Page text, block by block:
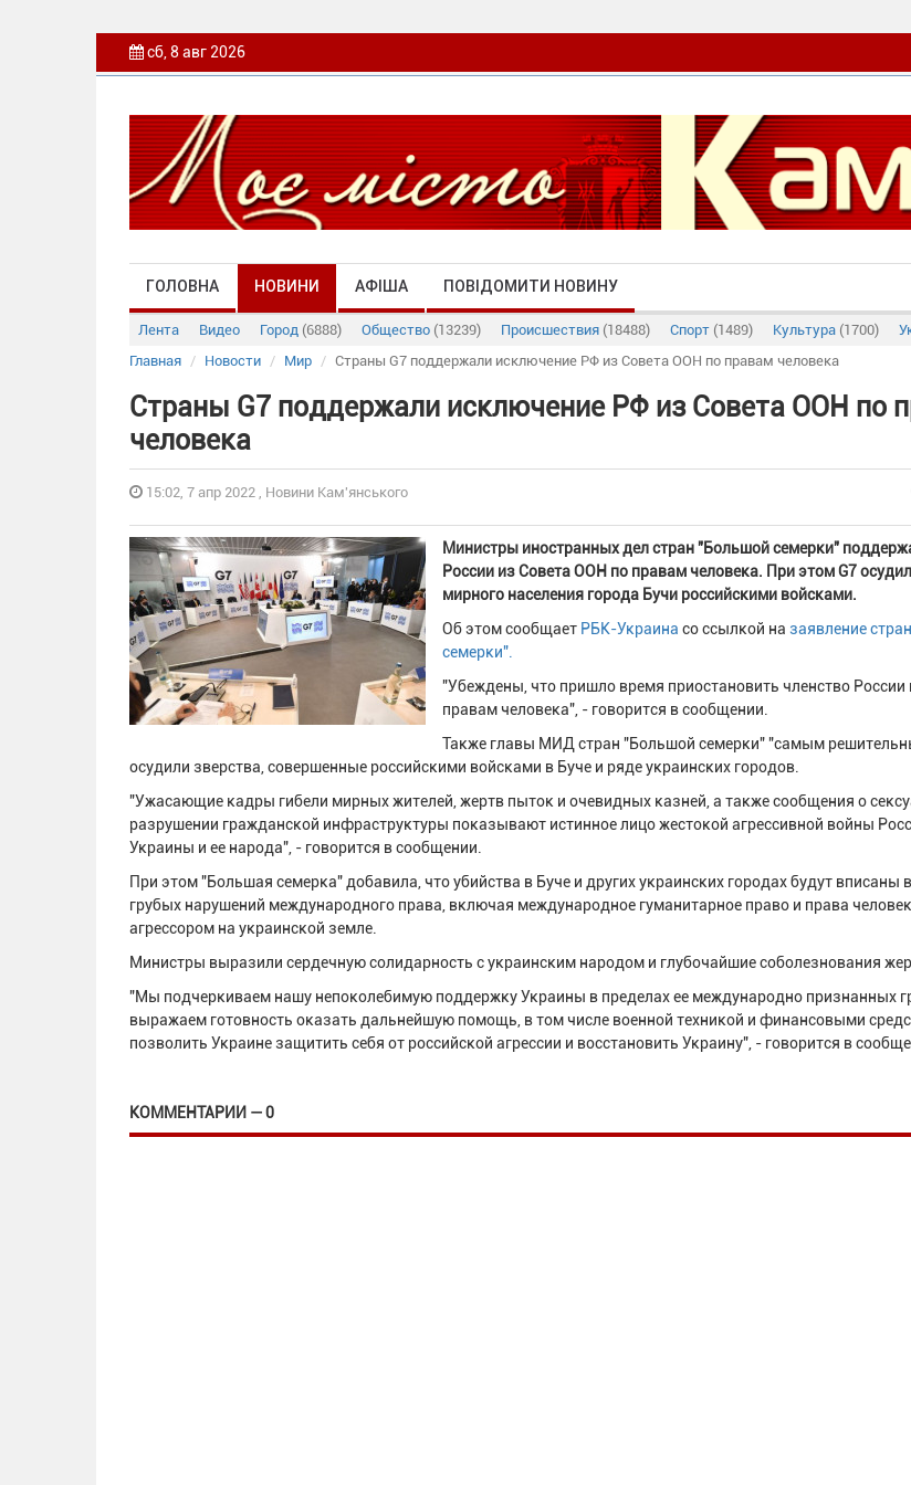
сб, 8 авг 2026
ГОЛОВНА НОВИНИ АФІША ПОВІДОМИТИ НОВИНУ
Лента Видео Город (6888) Общество (13239) Происшествия (18488) Спорт (1489) Культура (1700)
Главная
Новости Мир Страны G7 поддержали исключение РФ из Совета ООН по правам человека
Страны G7 поддержали исключение РФ из Совета ООН по
человека
15:02, 7 апр 2022 , Новини Кам'янського
Министры иностранных дел стран "Большой семерки"
России из Совета ООН по правам человека. При этом G7
мирного населения города Бучи российскими войсками.
Об этом сообщает РБК-Украина со ссылкой на заявление
семерки".
"Убеждены, что пришло время приостановить членство России
правам человека", - говорится в сообщении.
Также главы МИД стран "Большой семерки" "самым
осудили зверства, совершенные российскими войсками в Буче и ряде украинских городов.
"Ужасающие кадры гибели мирных жителей, жертв пыток и очевидных казней, а также сообщения о
разрушении гражданской инфраструктуры показывают истинное лицо жестокой агрессивной войны
Украины и ее народа", - говорится в сообщении.
При этом "Большая семерка" добавила, что убийства в Буче и других украинских городах будут вписаны
грубых нарушений международного права, включая международное гуманитарное право и права
агрессором на украинской земле.
Министры выразили сердечную солидарность с украинским народом и глубочайшие соболезнования
"Мы подчеркиваем нашу непоколебимую поддержку Украины в пределах ее международно признанных
выражаем готовность оказать дальнейшую помощь, в том числе военной техникой и финансовыми
позволить Украине защитить себя от российской агрессии и восстановить Украину", - говорится в
КОММЕНТАРИИ — 0